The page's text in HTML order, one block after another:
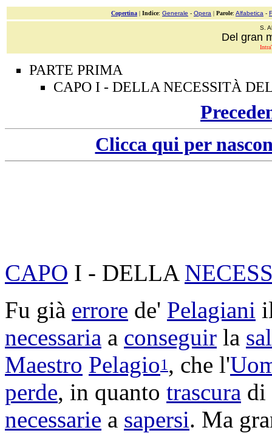
Copertina | Indice: Generale - Opera | Parole: Alfabetica -
S.
Del gran
PARTE PRIMA
CAPO I - DELLA NECESSITÀ
Clicca qui per
CAPO I - DELLA
Fu già errore de' Pelagiani
necessaria a conseguir la
Maestro Pelagio1 , che l'
perde, in quanto trascura di
necessarie a sapersi. Ma